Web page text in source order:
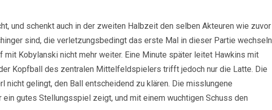
und schenkt auch in der zweiten Halbzeit den selben Akteuren wie zuvor
sind, die verletzungsbedingt das erste Mal in dieser Partie wechseln
mit Kobylanski nicht mehr weiter. Eine Minute später leitet Hawkins mit
Kopfball des zentralen Mittelfeldspielers trifft jedoch nur die Latte. Die
gelingt, den Ball entscheidend zu klären. Die misslungene
ein gutes Stellungsspiel zeigt, und mit einem wuchtigen Schuss den